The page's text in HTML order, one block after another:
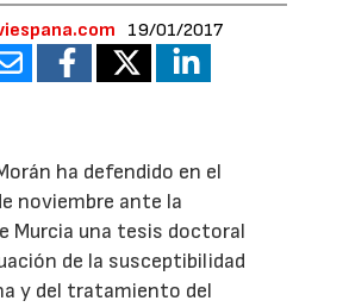
19/01/2017
ha defendido en el
noviembre ante la
Murcia una tesis doctoral
de la susceptibilidad
y del tratamiento del